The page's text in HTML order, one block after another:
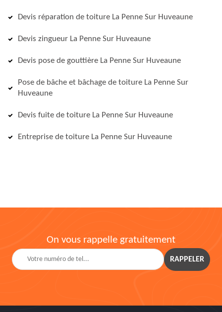
Devis réparation de toiture La Penne Sur Huveaune
Devis zingueur La Penne Sur Huveaune
Devis pose de gouttière La Penne Sur Huveaune
Pose de bâche et bâchage de toiture La Penne Sur
Huveaune
Devis fuite de toiture La Penne Sur Huveaune
Entreprise de toiture La Penne Sur Huveaune
On vous rappelle gratuitement